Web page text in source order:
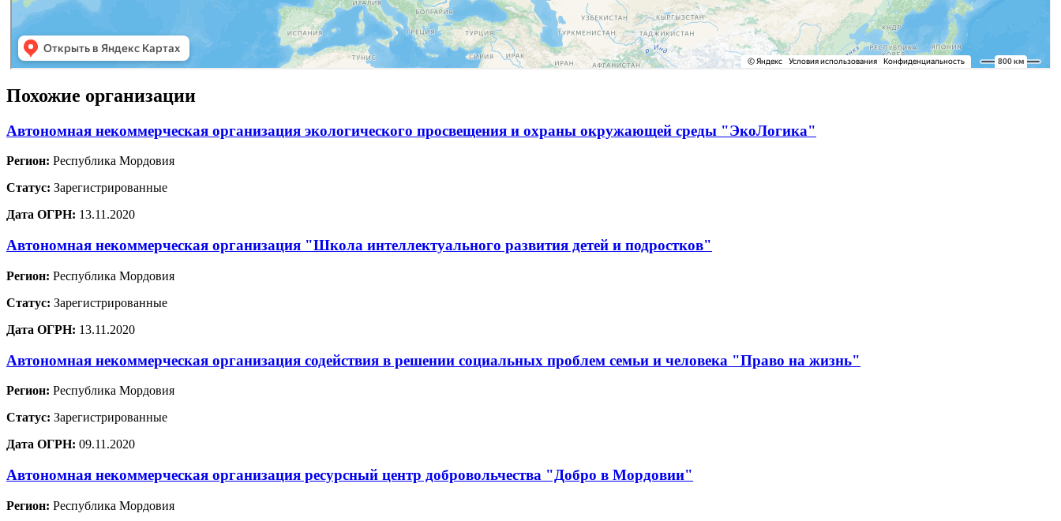
Похожие организации
Автономная некоммерческая организация экологического просвещения и охраны окружающей среды "ЭкоЛогика"
Регион: Республика Мордовия
Статус: Зарегистрированные
Дата ОГРН: 13.11.2020
Автономная некоммерческая организация "Школа интеллектуального развития детей и подростков"
Регион: Республика Мордовия
Статус: Зарегистрированные
Дата ОГРН: 13.11.2020
Автономная некоммерческая организация содействия в решении социальных проблем семьи и человека "Право на жизнь"
Регион: Республика Мордовия
Статус: Зарегистрированные
Дата ОГРН: 09.11.2020
Автономная некоммерческая организация ресурсный центр добровольчества "Добро в Мордовии"
Регион: Республика Мордовия